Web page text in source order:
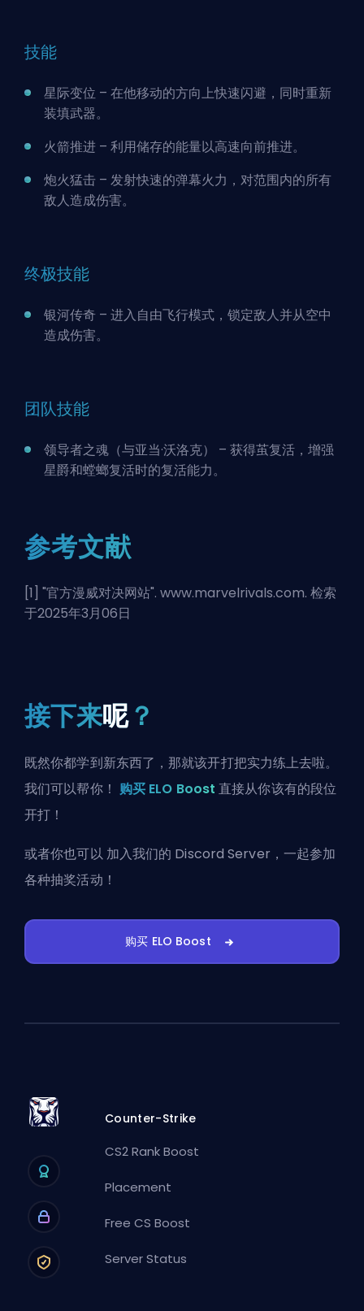
技能
星际变位 – 在他移动的方向上快速闪避，同时重新
装填武器。
火箭推进 – 利用储存的能量以高速向前推进。
炮火猛击 – 发射快速的弹幕火力，对范围内的所有
敌人造成伤害。
终极技能
银河传奇 – 进入自由飞行模式，锁定敌人并从空中
造成伤害。
团队技能
领导者之魂（与亚当·沃洛克） – 获得茧复活，增强
星爵和螳螂复活时的复活能力。
参考文献
[1] "官方漫威对决网站". www.marvelrivals.com. 检索
于2025年3月06日
接下来呢？
既然你都学到新东西了，那就该开打把实力练上去啦。
我们可以帮你！ 购买 ELO Boost 直接从你该有的段位
开打！
或者你也可以 加入我们的 Discord Server ，一起参加
各种抽奖活动！
购买 ELO Boost
Counter-Strike
CS2 Rank Boost
Placement
Free CS Boost
Server Status